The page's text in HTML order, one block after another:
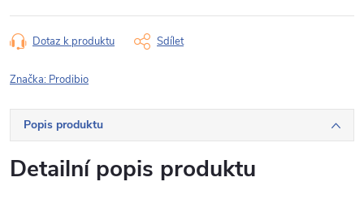
Dotaz k produktu Sdílet
Značka: Prodibio
Popis produktu
Detailní popis produktu